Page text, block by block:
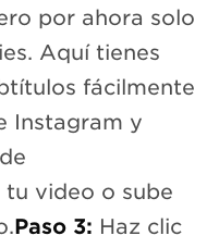
por ahora solo
Aquí tienes
fácilmente
Instagram y
tu video o sube
Paso 3: Haz clic